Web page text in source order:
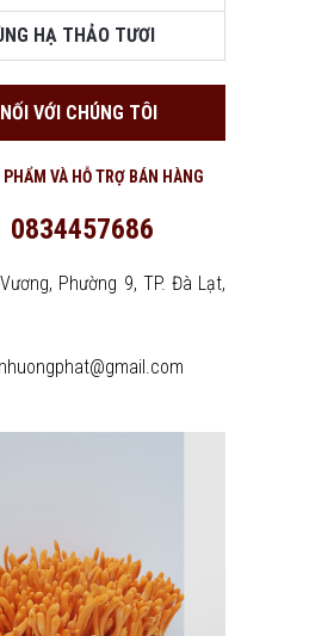
HẠ THẢO TƯƠI
VỚI CHÚNG TÔI
VÀ HỖ TRỢ BÁN HÀNG
Phường 9, TP. Đà Lạt,